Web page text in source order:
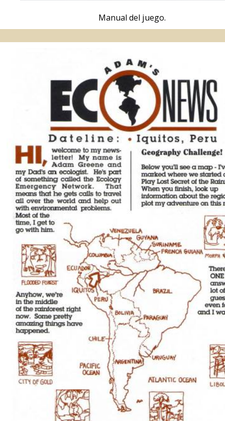
Folleto EcoNews.Descarga en inglés
Libro de pistas. Descargar en inglés.